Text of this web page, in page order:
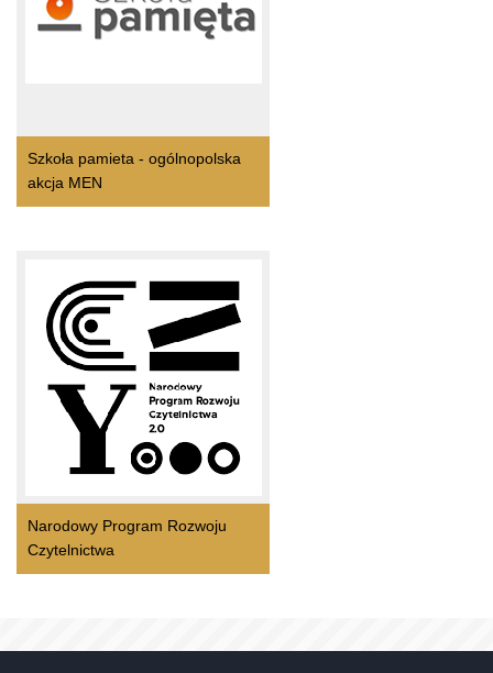
Szkoła pamieta - ogólnopolska
akcja MEN
Narodowy Program Rozwoju
Czytelnictwa